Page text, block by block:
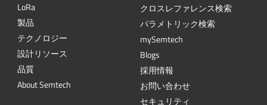
LoRa
製品
テクノロジー
設計リソース
品質
About Semtech
クロスレファレンス検索
パラメトリック検索
mySemtech
Blogs
採用情報
お問い合わせ
セキュリティ